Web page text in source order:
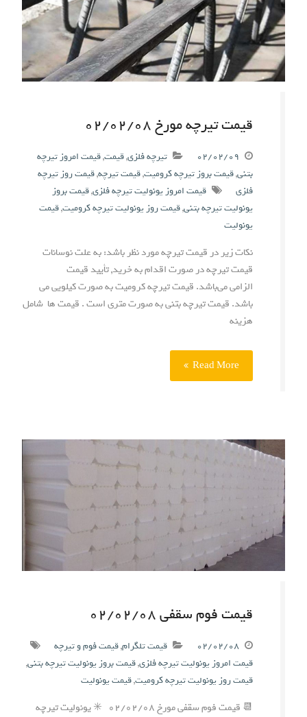
قیمت تیرچه مورخ ۰۲/۰۲/۰۸
۰۲/۰۲/۰۹ تیرچه فلزی,قیمت,قیمت امروز تیرچه
بتنی,قیمت بروز تیرچه کرومیت,قیمت تیرچه,قیمت روز تیرچه
فلزی
قیمت امروز یونولیت تیرچه فلزی,قیمت بروز
یونولیت تیرچه بتنی,قیمت روز یونولیت تیرچه کرومیت,قیمت
یونولیت
نکات زیر در قیمت تیرچه مورد نظر باشد: به علت نوسانات
قیمت تیرچه در صورت اقدام به خرید, تأیید قیمت
الزامی می‌باشد. قیمت تیرچه کرومیت به صورت کیلویی می
باشد. قیمت تیرچه بتنی به صورت متری است . قیمت ها شامل
هزینه
Read More
قیمت فوم سقفی ۰۲/۰۲/۰۸
۰۲/۰۲/۰۸ قیمت تلگرام,قیمت فوم و تیرچه
قیمت امروز یونولیت تیرچه فلزی,قیمت بروز یونولیت تیرچه بتنی,
قیمت روز یونولیت تیرچه کرومیت,قیمت یونولیت
📆 قیمت فوم سقفی مورخ ۰۲/۰۲/۰۸ ✳️ یونولیت تیرچه